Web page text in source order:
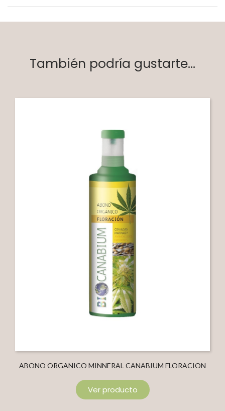
También podría gustarte...
ABONO ORGANICO MINNERAL CANABIUM FLORACION
Ver producto